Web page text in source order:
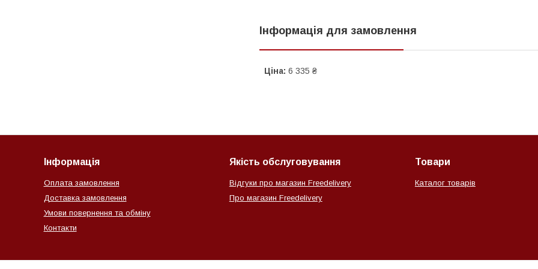
Інформація для замовлення
Ціна: 6 335 ₴
Інформація
Оплата замовлення
Доставка замовлення
Умови повернення та обміну
Контакти
Якість обслуговування
Відгуки про магазин Freedelivery
Про магазин Freedelivery
Товари
Каталог товарів